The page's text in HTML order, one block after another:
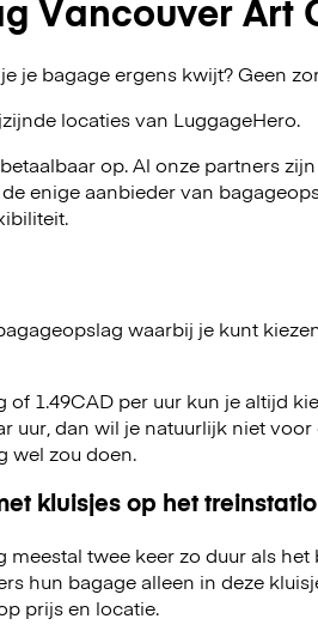
je bagage ergens kwijt? Geen
locaties van LuggageHero.
op. Al onze partners zijn
enige aanbieder van
waarbij je kunt
of 1.49CAD per uur kun je altijd
uur, dan wil je natuurlijk niet
wel zou doen.
kluisjes op het
twee keer zo duur als
hun bagage alleen in deze
prijs en locatie.